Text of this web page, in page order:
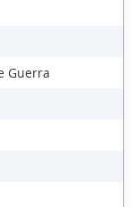
Guerra